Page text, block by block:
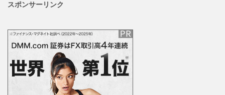
スポンサーリンク